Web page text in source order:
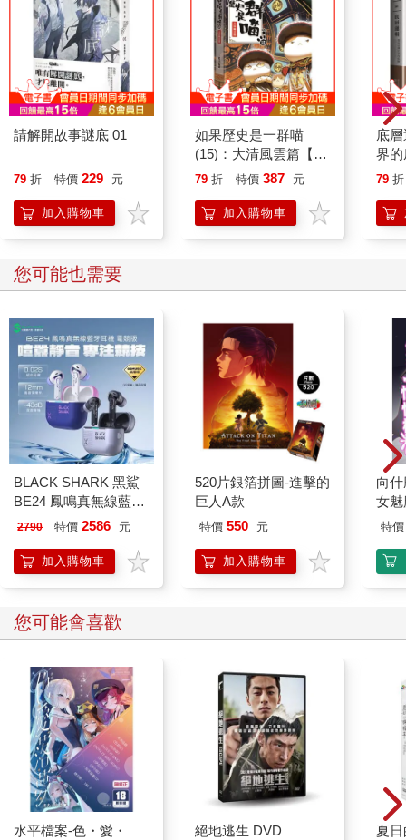
請解開故事謎底 01
79 折 特價 229 元
加入購物車
如果歷史是一群喵
(15)：大清風雲篇【萌
貓漫畫學歷史】
79 折 特價 387 元
加入購物車
底
界
79 折
您可能也需要
BLACK SHARK 黑鯊
BE24 鳳鳴真無線藍牙
耳機 電競版
2790 特價 2586 元
加入購物車
520片銀箔拼圖-進擊的
巨人A款
特價 550 元
加入購物車
向
女
特價
您可能會喜歡
水平檔案-色・愛・
絕地逃生 DVD 夏